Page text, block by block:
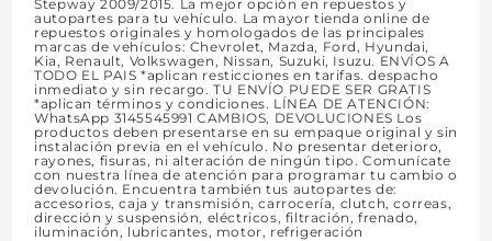
Stepway 2009/2015. La mejor opción en repuestos y
autopartes para tu vehículo. La mayor tienda online de
repuestos originales y homologados de las principales
marcas de vehículos: Chevrolet, Mazda, Ford, Hyundai,
Kia, Renault, Volkswagen, Nissan, Suzuki, Isuzu. ENVÍOS A
TODO EL PAIS *aplican resticciones en tarifas. despacho
inmediato y sin recargo. TU ENVÍO PUEDE SER GRATIS
*aplican términos y condiciones. LÍNEA DE ATENCIÓN:
WhatsApp 3145545991 CAMBIOS, DEVOLUCIONES Los
productos deben presentarse en su empaque original y sin
instalación previa en el vehículo. No presentar deterioro,
rayones, fisuras, ni alteración de ningún tipo. Comunícate
con nuestra línea de atención para programar tu cambio o
devolución. Encuentra también tus autopartes de:
accesorios, caja y transmisión, carrocería, clutch, correas,
dirección y suspensión, eléctricos, filtración, frenado,
iluminación, lubricantes, motor, refrigeración